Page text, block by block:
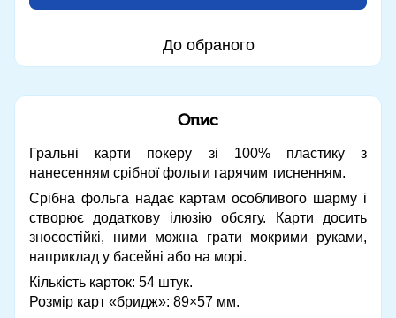
До обраного
Опис
Гральні карти покеру зі 100% пластику з
нанесенням срібної фольги гарячим тисненням.
Срібна фольга надає картам особливого шарму і
створює додаткову ілюзію обсягу. Карти досить
зносостійкі, ними можна грати мокрими руками,
наприклад у басейні або на морі.
Кількість карток: 54 штук.
Розмір карт «бридж»: 89×57 мм.